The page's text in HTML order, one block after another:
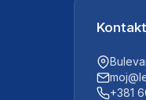
+381